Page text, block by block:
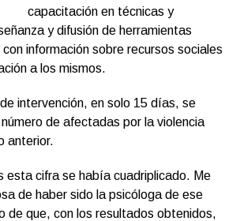
capacitación en técnicas y
y difusión de herramientas
información sobre recursos sociales
a los mismos.
intervención, en solo 15 días, se
de afectadas por la violencia
anterior.
esta cifra se había cuadriplicado. Me
de haber sido la psicóloga de ese
de que, con los resultados obtenidos,